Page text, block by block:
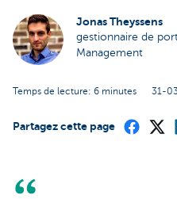
Jonas Theyssens
gestionnaire de
Management
Temps de lecture: 6 minutes 31-
Partagez cette page